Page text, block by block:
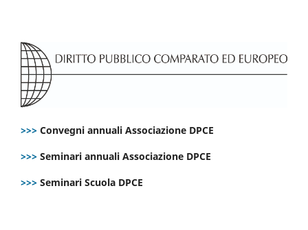
>>> Convegni annuali Associazione DPCE
>>> Seminari annuali Associazione DPCE
>>> Seminari Scuola DPCE